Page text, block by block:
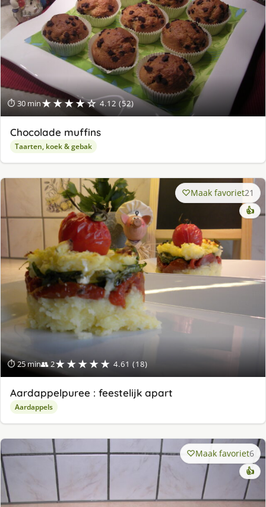
⏱ 30 min★★★★☆ 4.12 (52)
Chocolade muffins
Taarten, koek & gebak
⏱ 25 min👥 2★★★★★ 4.61 (18)
Maak favoriet21
👍
Aardappelpuree : feestelijk apart
Aardappels
Maak favoriet6
👍